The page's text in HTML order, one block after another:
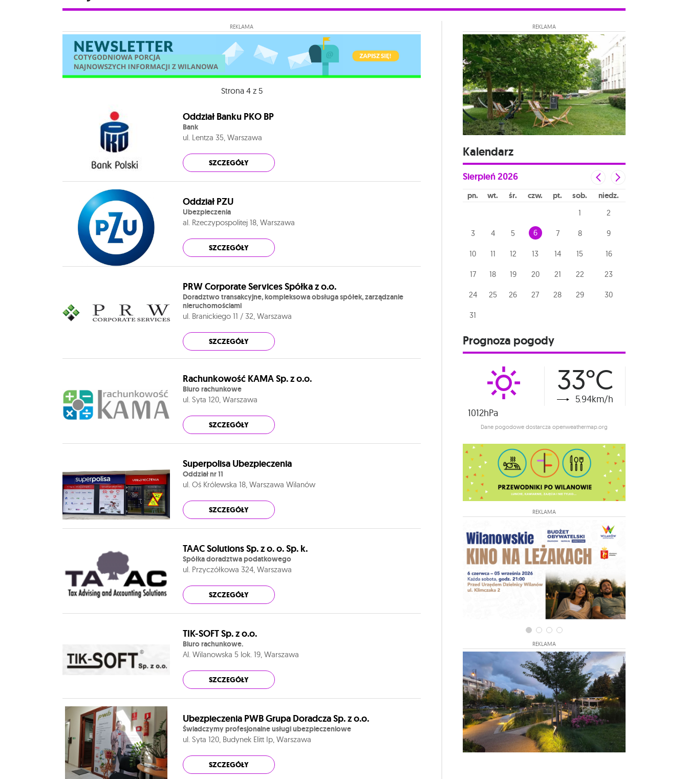
REKLAMA
Strona 4 z 5
Oddział Banku PKO BP
Bank
ul. Lentza 35, Warszawa
SZCZEGÓŁY
Oddział PZU
Ubezpieczenia
al. Rzeczypospolitej 18, Warszawa
SZCZEGÓŁY
PRW Corporate Services Spółka z o.o.
Doradztwo transakcyjne, kompleksowa obsługa spółek, zarządzanie
nieruchomościami
ul. Branickiego 11 / 32, Warszawa
SZCZEGÓŁY
Rachunkowość KAMA Sp. z o.o.
Biuro rachunkowe
ul. Syta 120, Warszawa
SZCZEGÓŁY
Superpolisa Ubezpieczenia
Oddział nr 11
ul. Oś Królewska 18, Warszawa Wilanów
SZCZEGÓŁY
TAAC Solutions Sp. z o. o. Sp. k.
Spółka doradztwa podatkowego
ul. Przyczółkowa 324, Warszawa
SZCZEGÓŁY
TIK-SOFT Sp. z o.o.
Biuro rachunkowe.
Al. Wilanowska 5 lok. 19, Warszawa
SZCZEGÓŁY
Ubezpieczenia PWB Grupa Doradcza Sp. z o.o.
Świadczymy profesjonalne usługi ubezpieczeniowe
ul. Syta 120, Budynek Elitt Ip, Warszawa
SZCZEGÓŁY
REKLAMA
Kalendarz
Sierpień2026
pn wt śr czw pt sob niedz
1 2
3 4 5 6 7 8 9
10 11 12 13 14 15 16
17 18 19 20 21 22 23
24 25 26 27 28 29 30
31
Prognoza pogody
33°C
5.94km/h
1012hPa
Dane pogodowe dostarcza openweathermap.org
REKLAMA
REKLAMA